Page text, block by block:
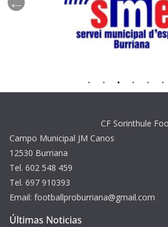
CF Sorinthule
Campo Municipal JM Canos
12530 Burriana
Tel. 602 548 459
Tel. 697 910393
Email: footballproburriana@gmail.com
Últimas Noticias